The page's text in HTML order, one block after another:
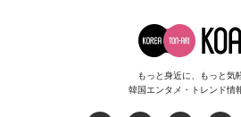
もっと身近に、もっと気
韓国エンタメ・トレンド情